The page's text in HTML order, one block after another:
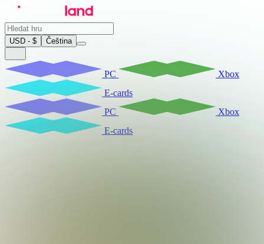
USD - $ Čeština
PC
Xbox
E-cards
PC
Xbox
E-cards